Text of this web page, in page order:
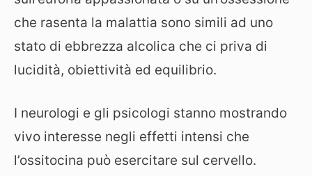
che rasenta la malattia sono simili ad uno
stato di ebbrezza alcolica che ci priva di
lucidità, obiettività ed equilibrio.
I neurologi e gli psicologi stanno mostrando
vivo interesse negli effetti intensi che
l’ossitocina può esercitare sul cervello.